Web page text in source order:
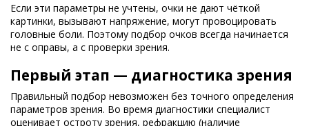
Если эти параметры не учтены, очки не дают чёткой
картинки, вызывают напряжение, могут провоцировать
головные боли. Поэтому подбор очков всегда начинается
не с оправы, а с проверки зрения.
Первый этап — диагностика зрения
Правильный подбор невозможен без точного определения
параметров зрения. Во время диагностики специалист
оценивает остроту зрения, рефракцию (наличие